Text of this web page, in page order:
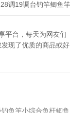
平台，每天为网友们
现了优质的商品或好
鱼竿小综合鱼杆鲫鱼